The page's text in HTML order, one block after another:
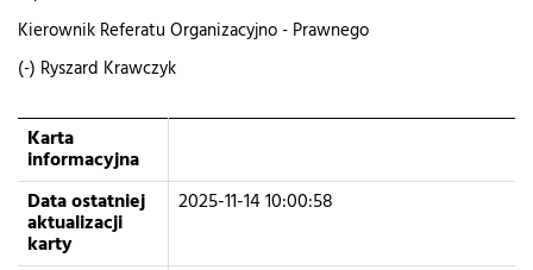
Kierownik Referatu Organizacyjno - Prawnego
(-) Ryszard Krawczyk
Karta
informacyjna
Data ostatniej
aktualizacji
karty
2025-11-14 10:00:58